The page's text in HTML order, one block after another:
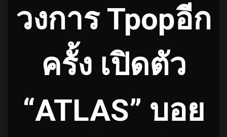
วงการ Tpopอีก
ครั้ง เปิดตัว
“ATLAS” บอย